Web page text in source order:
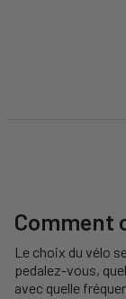
Comment
Le choix du vélo
pedalez-vous,
avec quelle